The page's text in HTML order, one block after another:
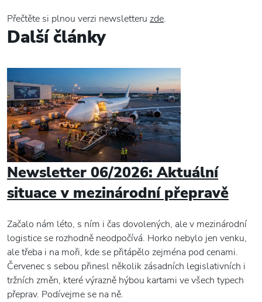
Přečtěte si plnou verzi newsletteru zde.
Další články
Newsletter 06/2026: Aktuální
situace v mezinárodní přepravě
Začalo nám léto, s ním i čas dovolených, ale v mezinárodní
logistice se rozhodně neodpočívá. Horko nebylo jen venku,
ale třeba i na moři, kde se přitápělo zejména pod cenami.
Červenec s sebou přinesl několik zásadních legislativních i
tržních změn, které výrazně hýbou kartami ve všech typech
přeprav. Podívejme se na ně.